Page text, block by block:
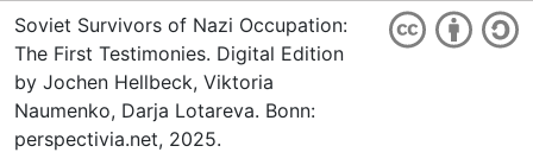
Soviet Survivors of Nazi Occupation:
The First Testimonies. Digital Edition
by Jochen Hellbeck, Viktoria
Naumenko, Darja Lotareva. Bonn:
perspectivia.net, 2025.